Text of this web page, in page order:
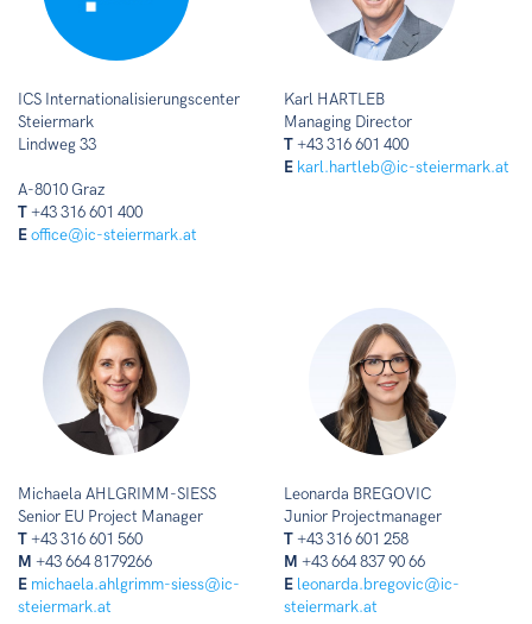
ICS Internationalisierungscenter
Steiermark
Lindweg 33
A-8010 Graz
T+43 316 601 400
Eoffice@ic-steiermark.at
Karl HARTLEB
Managing Director
T+43 316 601 400
E karl.hartleb@ic-steiermark.at
Michaela AHLGRIMM-SIESS
Senior EU Project Manager
T+43 316 601 560
M +43 664 8179266
E michaela.ahlgrimm-siess@ic-
steiermark.at
Leonarda BREGOVIC
Junior Projectmanager
T+43 316 601 258
M +43 664 837 90 66
E leonarda.bregovic@ic-
steiermark.at